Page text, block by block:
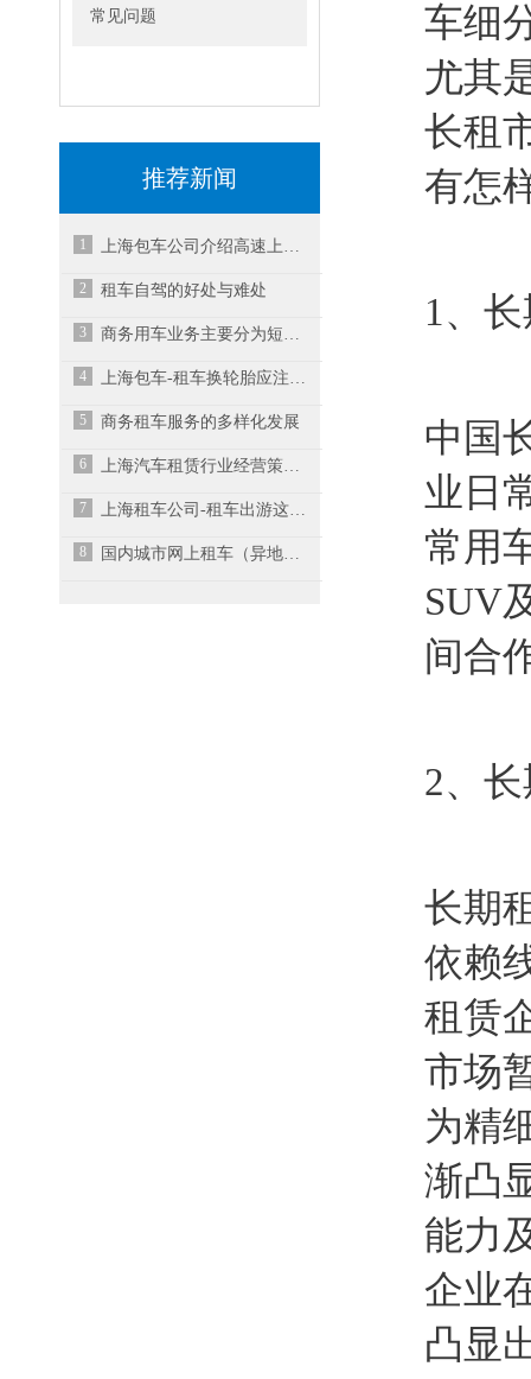
常见问题
推荐新闻
1
2 租车自驾的好处与难处
3
4
5 商务租车服务的多样化发展
6 上海汽车租赁行业经营策略有哪些呢？
7 上海租车公司-租车出游这些可都的了解
8 国内城市网上租车（异地）最新方式
车细
尤其
长租
有怎
1、
中国
业日
常用
SUV
间合
2、
长期
依赖
租赁
市场
为精
渐凸
能力
企业
凸显